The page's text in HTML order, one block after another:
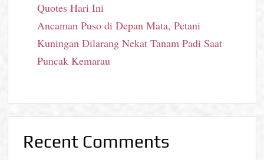
Quotes Hari Ini
Ancaman Puso di Depan Mata, Petani
Kuningan Dilarang Nekat Tanam Padi Saat
Puncak Kemarau
Recent Comments